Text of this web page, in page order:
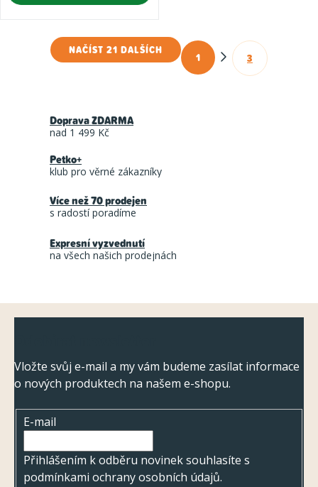
O
a
c
r
v
y
v
p
i
s
NAČÍST 21 DALŠÍCH
S
1 3
Doprava ZDARMA
nad 1 499 Kč
Petko+
klub pro věrné zákazníky
Více než 70 prodejen
s radostí poradíme
Expresní vyzvednutí
na všech našich prodejnách
Vložte svůj e-mail a my vám budeme zasílat informace
o nových produktech na našem e-shopu.
E-mail
Přihlášením k odběru novinek souhlasíte s
podmínkami ochrany osobních údajů.